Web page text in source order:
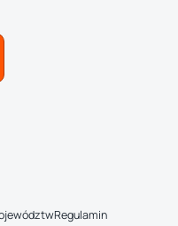
Regulamin